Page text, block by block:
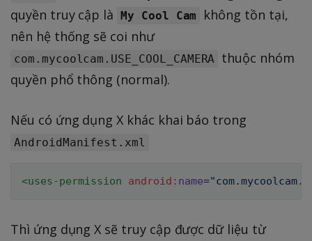
quyền truy cập là My Cool Cam
không tồn tại,
nên hệ thống sẽ coi như
com.mycoolcam.USE_COOL_CAMERA
thuộc nhóm
quyền phổ thông (normal).
Nếu có ứng dụng X khác khai báo trong
AndroidManifest.xml
<uses-permission android: name="
Thì ứng dụng X sẽ truy cập được dữ liệu từ